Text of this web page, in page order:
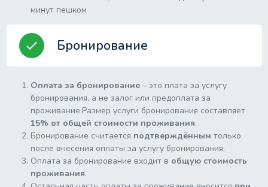
минут пешком
check Бронирование
Оплата за бронирование– это плата за услугу
бронирования, а не залог или предоплата за
проживание.Размер услуги бронирования составляет
15% от общей стоимости проживания.
Бронирование считается подтверждённым только
после внесения оплаты за услугу бронирования.
Оплата за бронирование входит в общую стоимость
проживания.